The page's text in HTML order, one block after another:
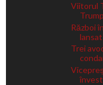
Viitorul
Război
lansat
Trei